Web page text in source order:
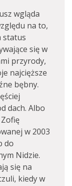
wgląda
na to,
status
się w
przyrody,
najcięższe
bębny.
dach. Albo
w 2003
do
Nidzie.
się na
kiedy w